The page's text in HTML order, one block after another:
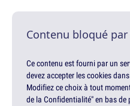
Contenu bloqué
Ce contenu est fourni par un
devez accepter les cookies
Modifiez ce choix à tout
de la Confidentialité" en bas de